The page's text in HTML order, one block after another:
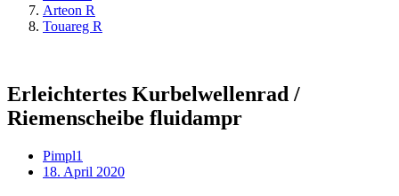
Arteon R
Touareg R
Erleichtertes Kurbelwellenrad /
Riemenscheibe fluidampr
Pimpl1
18. April 2020